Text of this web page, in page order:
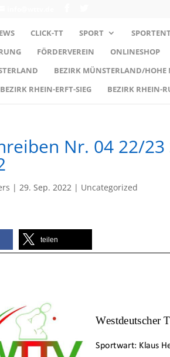
CLICK-TT SPORT
FÖRDERVEREIN ONLINESHOP
BEZIRK MÜNSTERLAND/HOHE
BEZIRK RHEIN-ERFT-SIEG
BEZIRK RHEIN-
Nr. 04 22/
| 29. Sep. 2022 | Uncategorized
teilen